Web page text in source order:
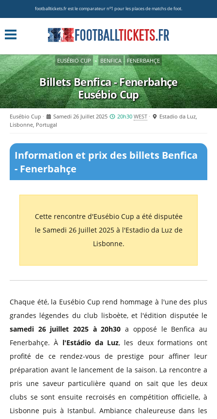
footballtickets.fr est le comparateur nº1 pour les places de matchs de foot.
EUSÉBIO CUP » BENFICA FENERBAHÇE
Billets Benfica - Fenerbahçe
Eusébio Cup
Eusébio Cup Samedi 26 Juillet 2025 20h30 WEST
Estadio da Luz,
Lisbonne, Portugal
Information et prix des billets Benfica
- Fenerbahçe
Cette rencontre d'Eusébio Cup a été disputée
le Samedi 26 Juillet 2025 à l'Estadio da Luz de
Lisbonne.
Chaque été, la Eusébio Cup rend hommage à l'une des plus
grandes légendes du club lisboète, et l'édition disputée le
samedi 26 juillet 2025 à 20h30 a opposé le Benfica au
Fenerbahçe. À l'Estádio da Luz, les deux formations ont
profité de ce rendez-vous de prestige pour affiner leur
préparation avant le lancement de la saison. La rencontre a
pris une saveur particulière quand on sait que les deux
clubs se sont ensuite recroisés en compétition officielle, à
Lisbonne puis à Istanbul. Ambiance chaleureuse dans les